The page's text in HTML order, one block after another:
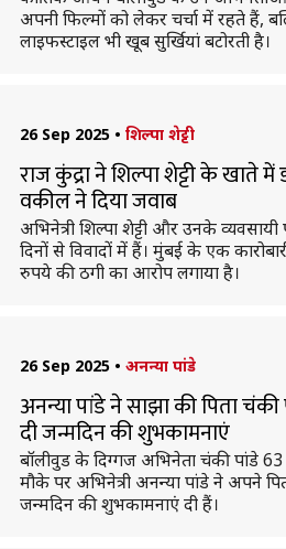
अपनी फिल्मों को लेकर चर्चा में रहते हैं,
लाइफस्टाइल भी खूब सुर्खियां बटोरती है।
26 Sep 2025 • शिल्पा शेट्टी
राज कुंद्रा ने शिल्पा शेट्टी के खाते
वकील ने दिया जवाब
अभिनेत्री शिल्पा शेट्टी और उनके
दिनों से विवादों में हैं। मुंबई के एक
रुपये की ठगी का आरोप लगाया है।
26 Sep 2025 • अनन्या पांडे
अनन्या पांडे ने साझा की पिता
दी जन्मदिन की शुभकामनाएं
बॉलीवुड के दिग्गज अभिनेता चंकी पांडे
मौके पर अभिनेत्री अनन्या पांडे ने अपने
जन्मदिन की शुभकामनाएं दी हैं।